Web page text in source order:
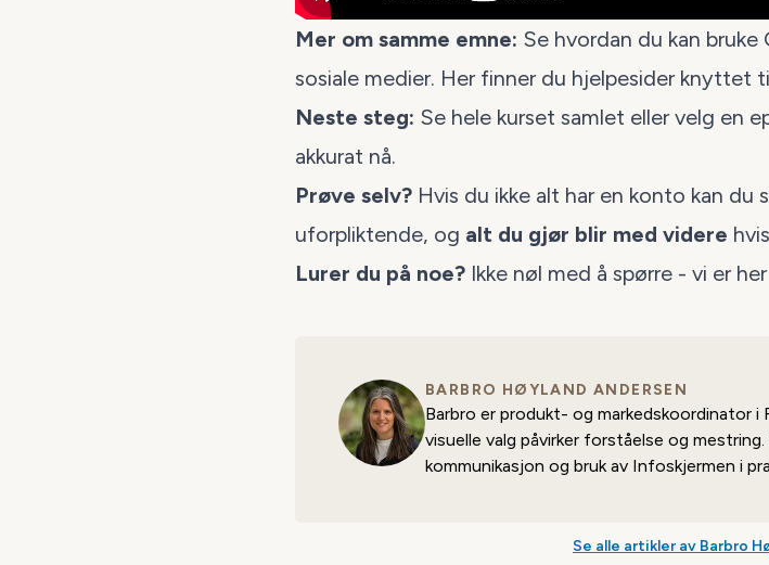
Mer om samme emne: Se hvordan du kan bruke
sosiale medier. Her finner du hjelpesider knyttet
Neste steg: Se hele kurset samlet ellervelg en
akkurat nå.
Prøve selv? Hvis du ikke alt har en konto kan du
uforpliktende, og alt du gjør blir med videre
Lurer du på noe? Ikke nøl med å spørre - vi er
BARBRO HØYLAND ANDERSEN
Barbro er produkt- og markedskoordinator
visuelle valg påvirker forståelse og
kommunikasjon og bruk av Infoskjermen i
Se alle artikler av Barbro